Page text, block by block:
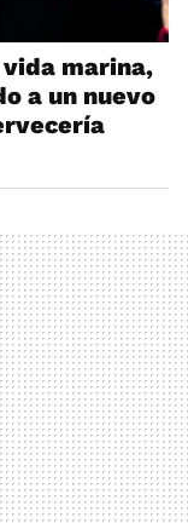
marina,
a un nuevo